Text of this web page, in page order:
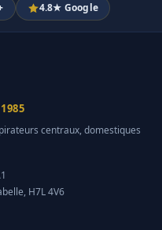
4.8★ Google
centraux, domestiques
H7L 4V6